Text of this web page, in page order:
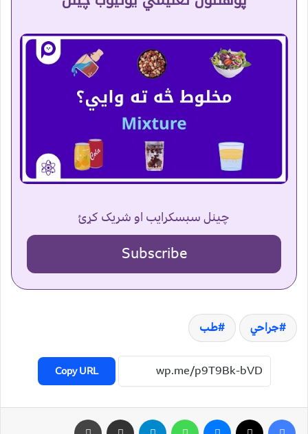
چینل سبسکرایب او شریک کړئ
Subscribe
جراحي طب
Copy URL